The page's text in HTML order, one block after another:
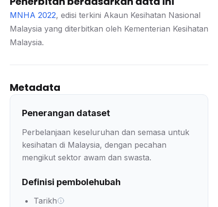
MNHA 2022, edisi terkini Akaun Kesihatan Nasional
Malaysia yang diterbitkan oleh Kementerian Kesihatan
Malaysia.
Metadata
Penerangan dataset
Perbelanjaan keseluruhan dan semasa untuk
kesihatan di Malaysia, dengan pecahan
mengikut sektor awam dan swasta.
Definisi pembolehubah
Tarikh